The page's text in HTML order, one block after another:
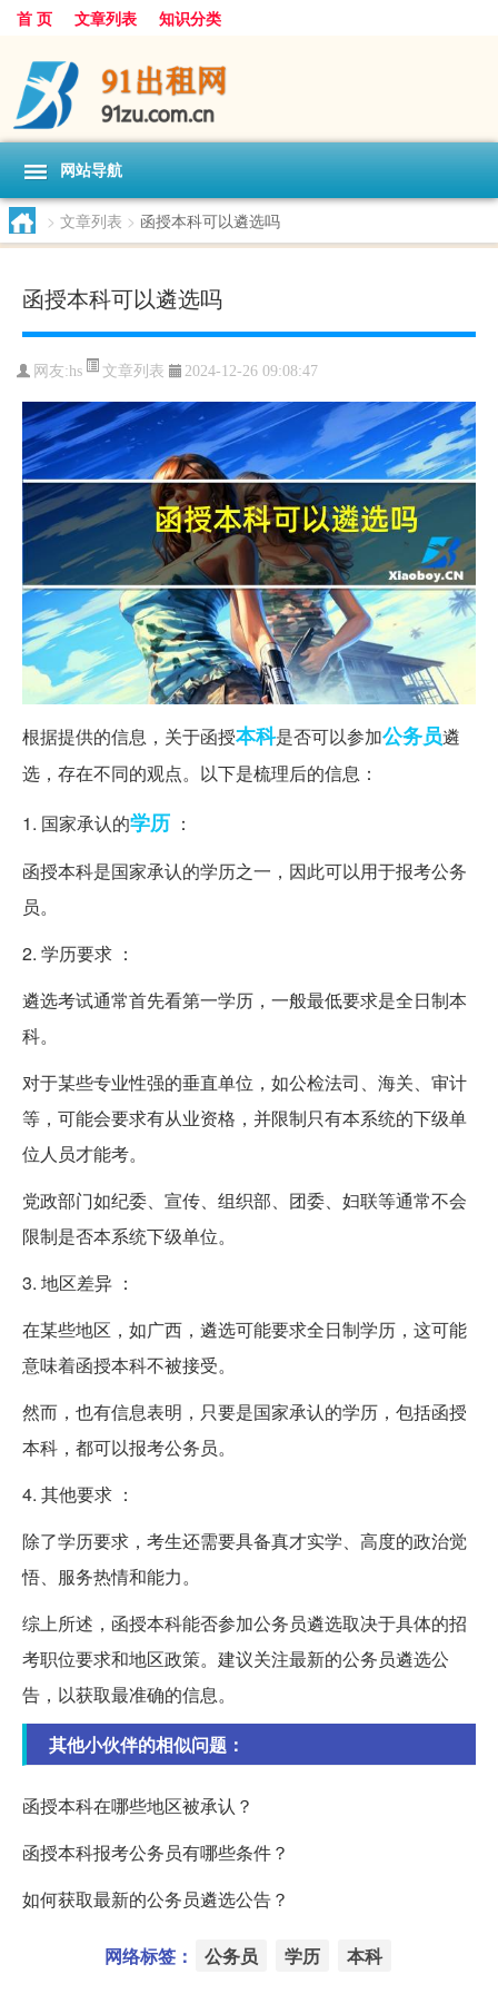
首 页 文章列表 知识分类
网站导航
> 文章列表 > 函授本科可以遴选吗
函授本科可以遴选吗
网友:hs 文章列表 2024-12-26 09:08:47
根据提供的信息，关于函授本科是否可以参加公务员遴
选，存在不同的观点。以下是梳理后的信息：
1. 国家承认的学历 ：
函授本科是国家承认的学历之一，因此可以用于报考公务
员。
2. 学历要求 ：
遴选考试通常首先看第一学历，一般最低要求是全日制本
科。
对于某些专业性强的垂直单位，如公检法司、海关、审计
等，可能会要求有从业资格，并限制只有本系统的下级单
位人员才能考。
党政部门如纪委、宣传、组织部、团委、妇联等通常不会
限制是否本系统下级单位。
3. 地区差异 ：
在某些地区，如广西，遴选可能要求全日制学历，这可能
意味着函授本科不被接受。
然而，也有信息表明，只要是国家承认的学历，包括函授
本科，都可以报考公务员。
4. 其他要求 ：
除了学历要求，考生还需要具备真才实学、高度的政治觉
悟、服务热情和能力。
综上所述，函授本科能否参加公务员遴选取决于具体的招
考职位要求和地区政策。建议关注最新的公务员遴选公
告，以获取最准确的信息。
其他小伙伴的相似问题：
函授本科在哪些地区被承认？
函授本科报考公务员有哪些条件？
如何获取最新的公务员遴选公告？
网络标签： 公务员 学历 本科